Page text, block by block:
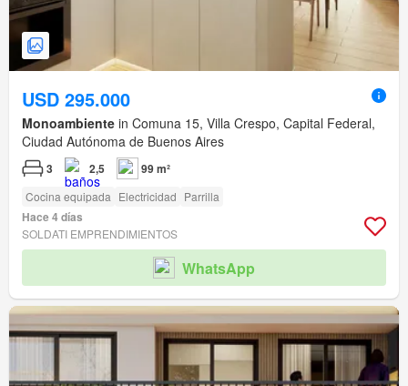
USD 295.000
Monoambiente in Comuna 15, Villa Crespo, Capital Federal,
Ciudad Autónoma de Buenos Aires
3 2,5 99 m²
Cocina equipada Electricidad Parrilla
Hace 4 días
SOLDATI EMPRENDIMIENTOS
WhatsApp